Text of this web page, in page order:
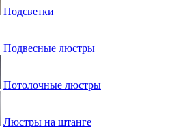
Подсветки
Подвесные люстры
Потолочные люстры
Люстры на штанге